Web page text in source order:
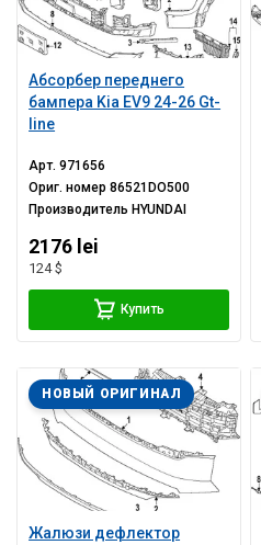
Абсорбер переднего
бампера Kia EV9 24-26 Gt-
line
Арт.971656
Ориг. номер86521DO500
Производитель HYUNDAI
2176 lei
124 $
Купить
Жалюзи дефлектор
НОВЫЙ ОРИГИНАЛ